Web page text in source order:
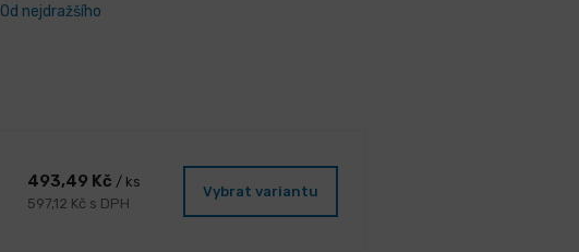
Od nejdražšího
493,49 Kč / ks
597,12 Kč s DPH
Vybrat variantu